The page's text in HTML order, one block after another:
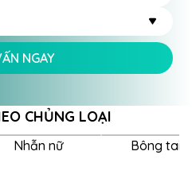
NGAY
CHỦNG LOẠI
Nhẫn nữ Bông tai